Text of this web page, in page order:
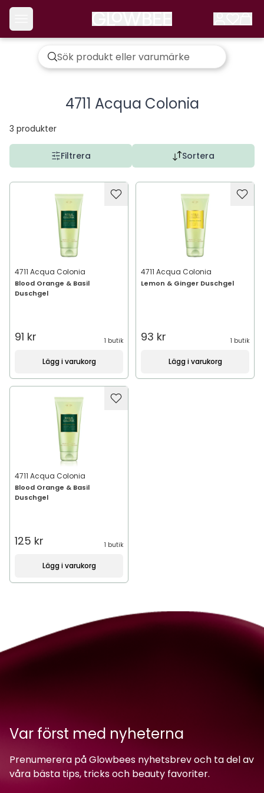
4711 Acqua Colonia
3 produkter
Filtrera Sortera
4711 Acqua Colonia
Blood Orange & Basil
Duschgel
91 kr 1 butik
Lägg i varukorg
4711 Acqua Colonia
Lemon & Ginger Duschgel
93 kr 1 butik
Lägg i varukorg
4711 Acqua Colonia
Blood Orange & Basil
Duschgel
125 kr 1 butik
Lägg i varukorg
Var först med nyheterna
Prenumerera på Glowbees nyhetsbrev och ta del av
våra bästa tips, tricks och beauty favoriter.